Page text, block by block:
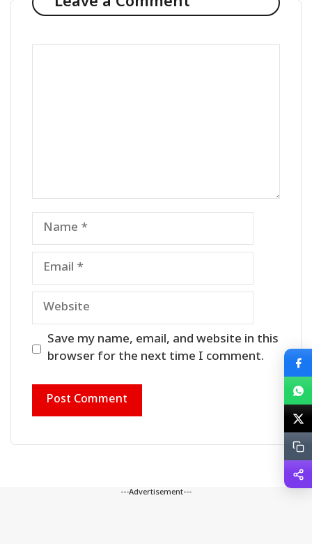
Name
Email
Website
Save my name, email, and website in this
browser for the next time I comment.
---Advertisement---